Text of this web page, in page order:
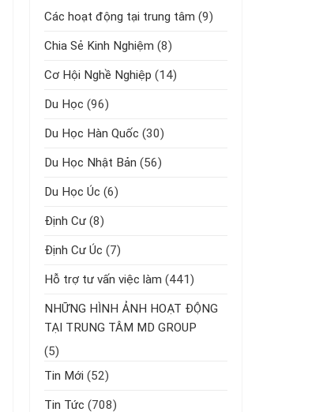
Các hoạt động tại trung tâm (9)
Chia Sẻ Kinh Nghiệm (8)
Cơ Hội Nghề Nghiệp (14)
Du Học (96)
Du Học Hàn Quốc (30)
Du Học Nhật Bản (56)
Du Học Úc (6)
Định Cư (8)
Định Cư Úc (7)
Hỗ trợ tư vấn việc làm (441)
NHỮNG HÌNH ẢNH HOẠT ĐỘNG
TẠI TRUNG TÂM MD GROUP
(5)
Tin Mới (52)
Tin Tức (708)